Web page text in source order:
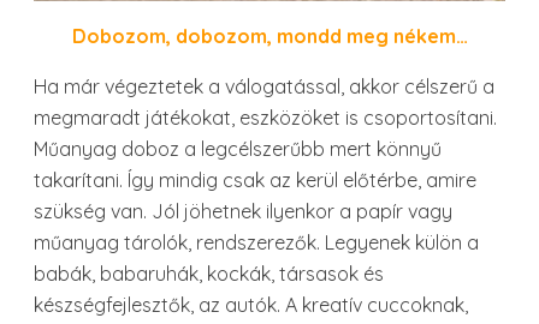
Dobozom, dobozom, mondd meg nékem…
Ha már végeztetek a válogatással, akkor célszerű a
megmaradt játékokat, eszközöket is csoportosítani.
Műanyag doboz a legcélszerűbb mert könnyű
takarítani. Így mindig csak az kerül előtérbe, amire
szükség van. Jól jöhetnek ilyenkor a papír vagy
műanyag tárolók, rendszerezők. Legyenek külön a
babák, babaruhák, kockák, társasok és
készségfejlesztők, az autók. A kreatív cuccoknak,